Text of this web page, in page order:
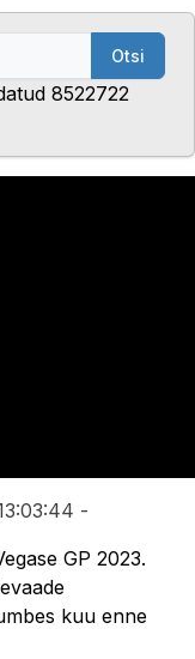
Otsi
8522722
-
GP 2023.
kuu enne